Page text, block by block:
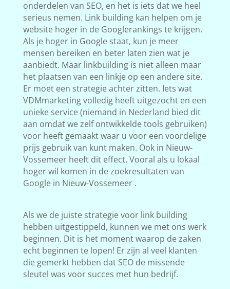
onderdelen van SEO, en het is iets dat we heel
serieus nemen. Link building kan helpen om je
website hoger in de Googlerankings te krijgen.
Als je hoger in Google staat, kun je meer
mensen bereiken en beter laten zien wat je
aanbiedt. Maar linkbuilding is niet alleen maar
het plaatsen van een linkje op een andere site.
Er moet een strategie achter zitten. Iets wat
VDMmarketing volledig heeft uitgezocht en een
unieke service (niemand in Nederland bied dit
aan omdat we zelf ontwikkelde tools gebruiken)
voor heeft gemaakt waar u voor een voordelige
prijs gebruik van kunt maken. Ook in Nieuw-
Vossemeer heeft dit effect. Vooral als u lokaal
hoger wil komen in de zoekresultaten van
Google in Nieuw-Vossemeer .
Als we de juiste strategie voor link building
hebben uitgestippeld, kunnen we met ons werk
beginnen. Dit is het moment waarop de zaken
echt beginnen te lopen! Er zijn al veel klanten
die gemerkt hebben dat SEO de missende
sleutel was voor succes met hun bedrijf.